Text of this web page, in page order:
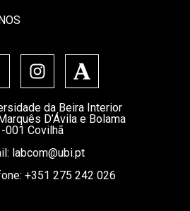
da Beira Interior
D’Ávila e Bolama
001 Covilhã
labcom@ubi.pt
+351 275 242 026